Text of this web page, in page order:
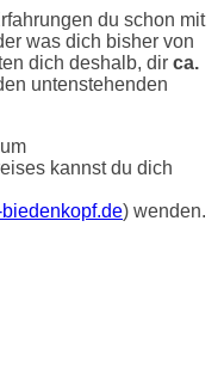
du schon mit
was dich bisher von
dich deshalb, dir ca.
untenstehenden
kannst du dich
) wenden.